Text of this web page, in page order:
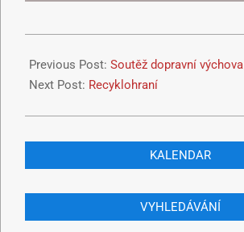
Previous Post: Soutěž dopravní výchova
Next Post: Recyklohraní
KALENDAR
VYHLEDÁVÁNÍ